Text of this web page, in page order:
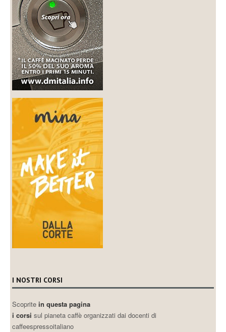
I NOSTRI CORSI
Scopritein questa pagina
i corsi sul pianeta caffè organizzati dai docenti di
caffeespressoitaliano